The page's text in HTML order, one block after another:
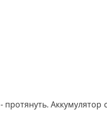
Аккумулятор